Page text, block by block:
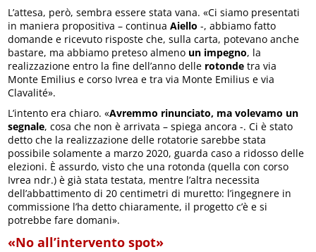
L’attesa, però, sembra essere stata vana. «Ci siamo presentati
in maniera propositiva – continuaAiello -, abbiamo fatto
domande e ricevuto risposte che, sulla carta, potevano anche
bastare, ma abbiamo preteso almeno un impegno, la
realizzazione entro la fine dell’anno delle rotonde tra via
Monte Emilius e corso Ivrea e tra via Monte Emilius e via
Clavalité».
L’intento era chiaro. «Avremmo rinunciato, ma volevamo un
segnale, cosa che non è arrivata – spiega ancora -. Ci è stato
detto che la realizzazione delle rotatorie sarebbe stata
possibile solamente a marzo 2020, guarda caso a ridosso delle
elezioni. È assurdo, visto che una rotonda (quella con corso
Ivrea ndr.) è già stata testata, mentre l’altra necessita
dell’abbattimento di 20 centimetri di muretto: l’ingegnere in
commissione l’ha detto chiaramente, il progetto c’è e si
potrebbe fare domani».
«No all’intervento spot»